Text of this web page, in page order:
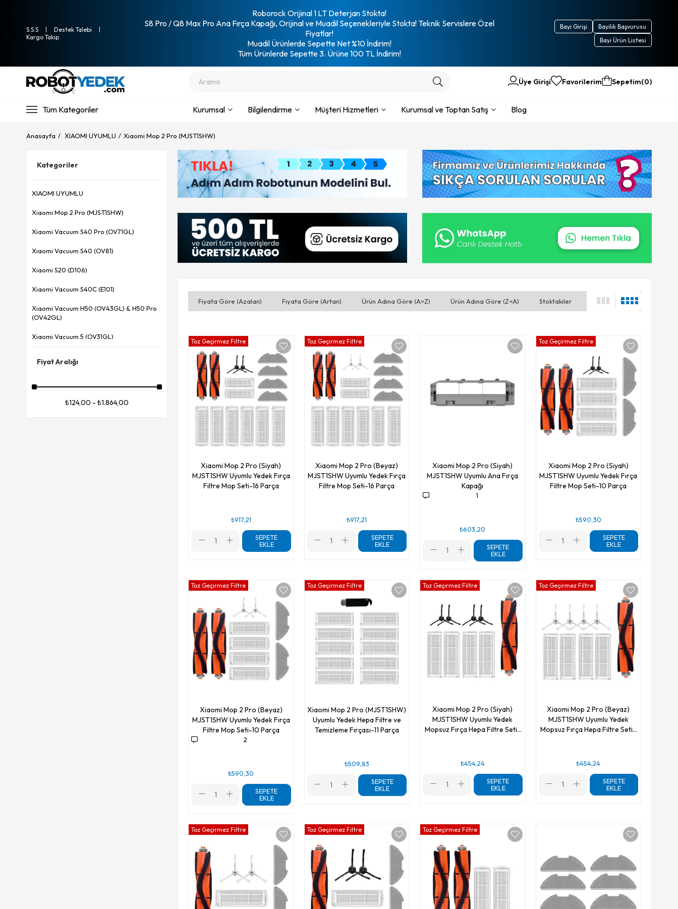
S.S.S
Destek Talebi
Kargo Takip
Roborock Orijinal 1 LT Deterjan Stokta!
S8 Pro / Q8 Max Pro Ana Fırça Kapağı, Orijinal ve Muadil Seçenekleriyle Stokta! Teknik Servislere Özel
Fiyatlar!
Muadil Ürünlerde Sepette Net %10 İndirim!
Tüm Ürünlerde Sepette 3. Ürüne 100 TL İndirim!
Bayilik Başvurusu
Bayi Girişi
Bayi Ürün Listesi
Üye Girişi Favorilerim Sepetim 0
Tüm Kategoriler Kurumsal Bilgilendirme Müşteri Hizmetleri Kurumsal ve Toptan Satış Blog
Anasayfa XIAOMI UYUMLU Xiaomi Mop 2 Pro (MJST1SHW)
Kategoriler
XIAOMI UYUMLU
Xiaomi Mop 2 Pro (MJST1SHW)
Xiaomi Vacuum S40 Pro (OV71GL)
Xiaomi Vacuum S40 (OV81)
Xiaomi S20 (D106)
Xiaomi Vacuum S40C (E101)
Xiaomi Vacuum H50 (OV43GL) & H50 Pro
(OV42GL)
Xiaomi Vacuum 5 (OV31GL)
Fiyat Aralığı
₺124,00 - ₺1.864,00
Fiyata Göre (Azalan) Fiyata Göre (Artan) Ürün Adına Göre (A>Z) Ürün Adına Göre (Z<A) Stoktakiler
Xiaomi Mop 2 Pro (Siyah)
MJST1SHW Uyumlu Yedek Fırça
Filtre Mop Seti-16 Parça
₺917,21
SEPETE
EKLE
Toz Geçirmez Filtre
Xiaomi Mop 2 Pro (Beyaz)
MJST1SHW Uyumlu Yedek Fırça
Filtre Mop Seti-16 Parça
₺917,21
SEPETE
EKLE
Toz Geçirmez Filtre
Xiaomi Mop 2 Pro (Siyah)
MJST1SHW Uyumlu Ana Fırça
Kapağı
1
₺603,20
SEPETE
EKLE
Xiaomi Mop 2 Pro (Siyah)
MJST1SHW Uyumlu Yedek Fırça
Filtre Mop Seti-10 Parça
₺590,30
SEPETE
EKLE
Toz Geçirmez Filtre
Xiaomi Mop 2 Pro (Beyaz)
MJST1SHW Uyumlu Yedek Fırça
Filtre Mop Seti-10 Parça
2
₺590,30
SEPETE
EKLE
Toz Geçirmez Filtre
Xiaomi Mop 2 Pro (MJST1SHW)
Uyumlu Yedek Hepa Filtre ve
Temizleme Fırçası-11 Parça
₺509,83
SEPETE
EKLE
Toz Geçirmez Filtre
Xiaomi Mop 2 Pro (Siyah)
MJST1SHW Uyumlu Yedek
Mopsuz Fırça Hepa Filtre Seti-
₺454,24
SEPETE
EKLE
Toz Geçirmez Filtre
Xiaomi Mop 2 Pro (Beyaz)
MJST1SHW Uyumlu Yedek
Mopsuz Fırça Hepa Filtre Seti-
₺454,24
SEPETE
EKLE
Toz Geçirmez Filtre
Toz Geçirmez Filtre Toz Geçirmez Filtre Toz Geçirmez Filtre